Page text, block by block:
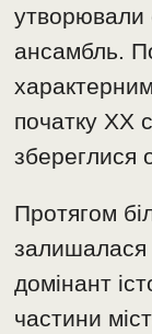
утворювали
ансамбль.
початку XX
збереглися
Протягом
залишалася
домінант
частини